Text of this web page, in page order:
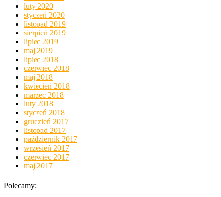
luty 2020
styczeń 2020
listopad 2019
sierpień 2019
lipiec 2019
maj 2019
lipiec 2018
czerwiec 2018
maj 2018
kwiecień 2018
marzec 2018
luty 2018
styczeń 2018
grudzień 2017
listopad 2017
październik 2017
wrzesień 2017
czerwiec 2017
maj 2017
Polecamy: